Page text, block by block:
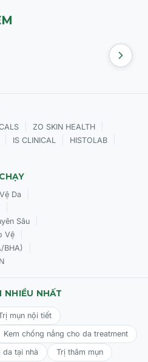
ZO SKIN HEALTH
IS CLINICAL HISTOLAB
Da
Sâu
Vệ
BHA)
NHIỀU NHẤT
mụn nội tiết
Kem chống nắng cho da treatment
da tại nhà Trị thâm mụn